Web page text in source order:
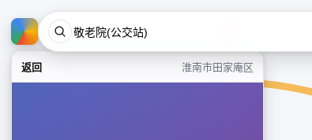
返回 淮南市田家庵区